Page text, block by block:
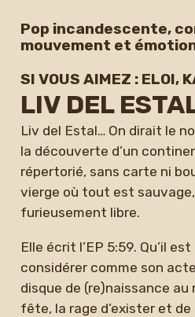
Pop incandescente,
mouvement et
SI VOUS AIMEZ : ELOI,
LIV DEL
Liv del Estal… On dirait le
la découverte d’un
répertorié, sans carte ni
vierge où tout est
furieusement libre.
Elle écrit l’EP 5:59. Qu’il
considérer comme son
disque de (re)naissance au
fête, la rage d’exister et de